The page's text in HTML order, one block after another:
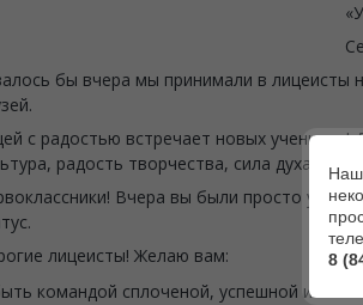
бы вчера мы принимали в лицеисты
с радостью встречает новых
радость творчества, сила духа и
Вчера вы были просто
лицеисты! Желаю вам:
командой сплоченой, успешной и
Наш
8